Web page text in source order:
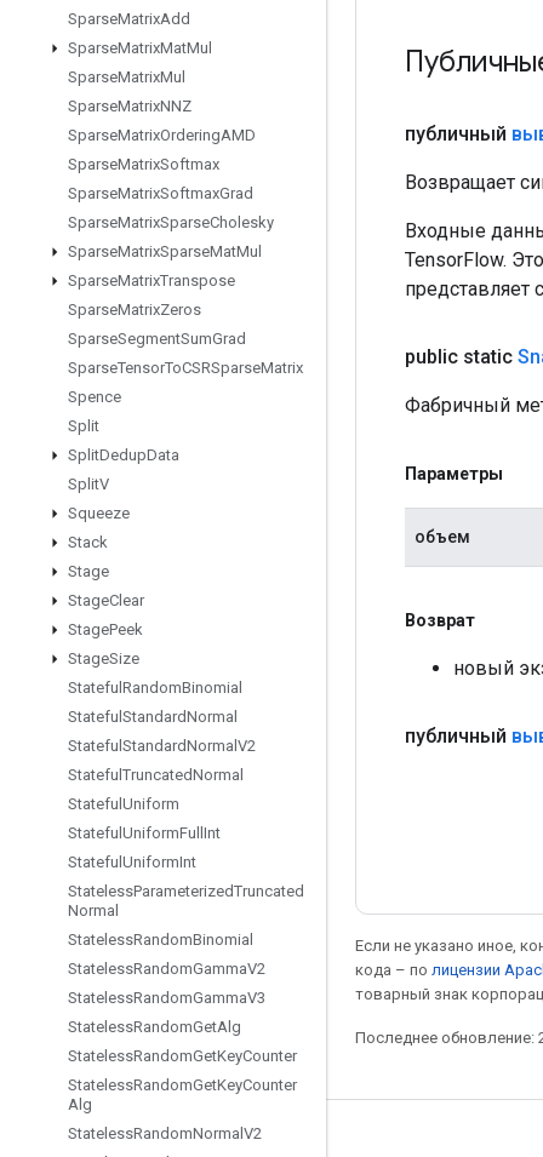
SparseMatrixAdd
SparseMatrixMatMul
SparseMatrixMul
SparseMatrixNNZ
SparseMatrixOrderingAMD
SparseMatrixSoftmax
SparseMatrixSoftmaxGrad
SparseMatrixSparseCholesky
SparseMatrixSparseMatMul
SparseMatrixTranspose
SparseMatrixZeros
SparseSegmentSumGrad
SparseTensorToCSRSparseMatrix
Spence
Split
SplitDedupData
SplitV
Squeeze
Stack
Stage
StageClear
StagePeek
StageSize
Stateful RandomBinomial
Stateful StandardNormal
Stateful StandardNormal V2
Stateful TruncatedNormal
Stateful Uniform
Stateful UniformFull Int
Stateful UniformInt
StatelessParameterizedTruncated
Normal
StatelessRandomBinomial
StatelessRandomGammaV2
StatelessRandomGammaV3
StatelessRandomGetAlg
StatelessRandomGetKeyCounter
StatelessRandomGetKeyCounter
Alg
StatelessRandomNormal V2
публичный
Возвращает
Входные
TensorFlow.
public static
Фабричный
Параметры
объем
Возврат
новый
публичный
Если не указано иное,
кода – по лицензии
товарный знак
Последнее обновление:
Мы в социальных сетях